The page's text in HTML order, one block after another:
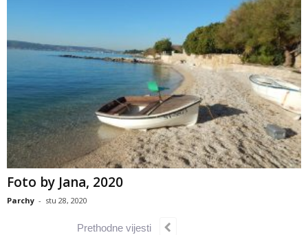
Foto by Jana, 2020
Parchy - stu 28, 2020
Prethodne vijesti